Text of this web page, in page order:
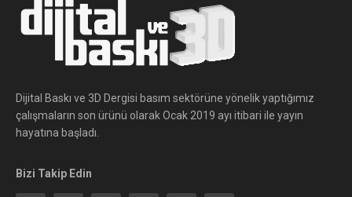
Dijital Baskı ve 3D Dergisi basım sektörüne yönelik yaptığımız
çalışmaların son ürünü olarak Ocak 2019 ayı itibari ile yayın
hayatına başladı.
Bizi Takip Edin